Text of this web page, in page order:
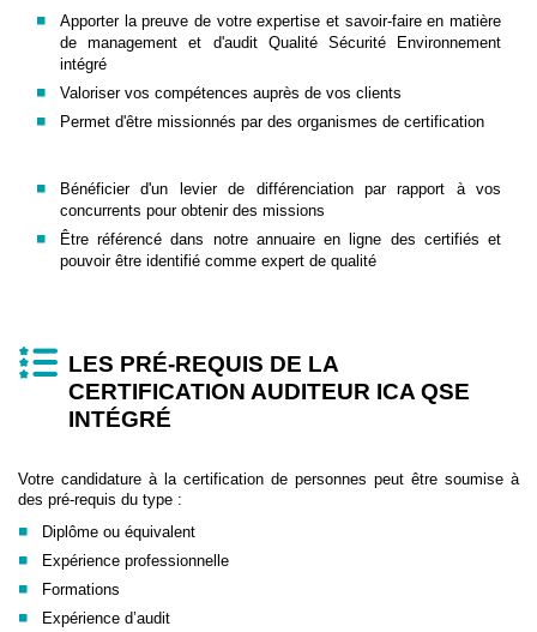
Apporter la preuve de votre expertise et savoir-faire en matière
de management et d'audit Qualité Sécurité Environnement
intégré
Valoriser vos compétences auprès de vos clients
Permet d'être missionnés par des organismes de certification
Bénéficier d'un levier de différenciation par rapport à vos
concurrents pour obtenir des missions
Être référencé dans notre annuaire en ligne des certifiés et
pouvoir être identifié comme expert de qualité
LES PRÉ-REQUIS DE LA
CERTIFICATION AUDITEUR ICA QSE
INTÉGRÉ
Votre candidature à la certification de personnes peut être soumise à
des pré-requis du type :
Diplôme ou équivalent
Expérience professionnelle
Formations
Expérience d’audit